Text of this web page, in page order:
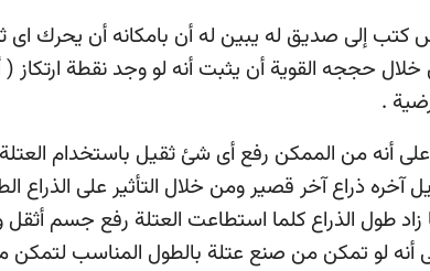
إلى صديق له يبين له أن بامكانه أن يحرك اى
حججه القوية أن يثبت أنه لو وجد نقطة
.
أنه من الممكن رفع أى شئ ثقيل باستخدام
آخره ذراع آخر قصير ومن خلال التأثير على الذراع
زاد طول الذراع كلما استطاعت العتلة رفع جسم
لو تمكن من صنع عتلة بالطول المناسب لتمكن